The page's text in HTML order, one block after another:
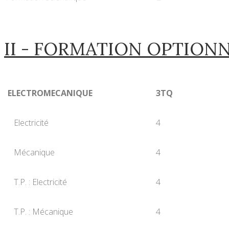
II - FORMATION
ELECTROMECANIQUE 3TQ
Electricité 4
Mécanique 4
T.P. : Electricité 4
T.P. : Mécanique 4